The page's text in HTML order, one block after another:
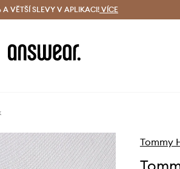
Doručení i do 24 h
A VĚTŠÍ SLEVY V APLIKACI! VÍCE
Tommy